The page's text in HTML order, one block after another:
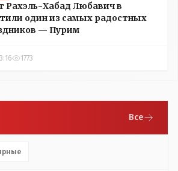
Рахэль-Хабад Любавич в
один из самых радостных
— Пурим
1773
Все